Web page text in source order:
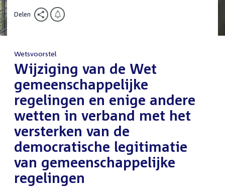
Delen
Wetsvoorstel
:Wijziging van de Wet
gemeenschappelijke
regelingen en enige andere
wetten in verband met het
versterken van de
democratische legitimatie
van gemeenschappelijke
regelingen